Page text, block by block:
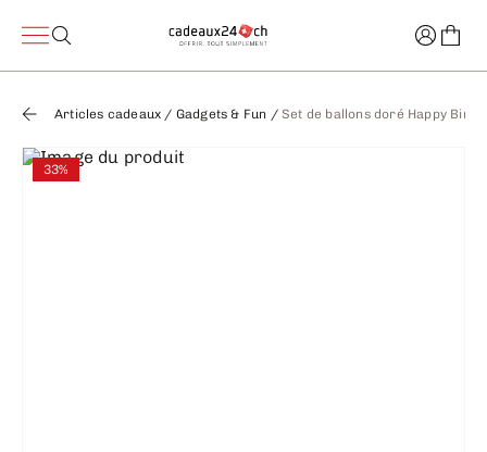
Articles cadeaux / Gadgets & Fun /Set de ballons doré Happy
33%